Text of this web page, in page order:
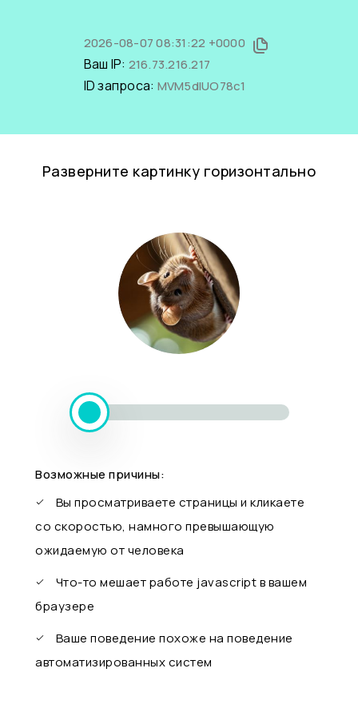
2026-08-07 08:31:22 +0000
Ваш IP: 216.73.216.217
ID запроса: MVM5dlUO78c1
Разверните картинку горизонтально
Возможные причины:
Вы просматриваете страницы и кликаете
со скоростью, намного превышающую
ожидаемую от человека
Что-то мешает работе javascript в вашем
браузере
Ваше поведение похоже на поведение
автоматизированных систем